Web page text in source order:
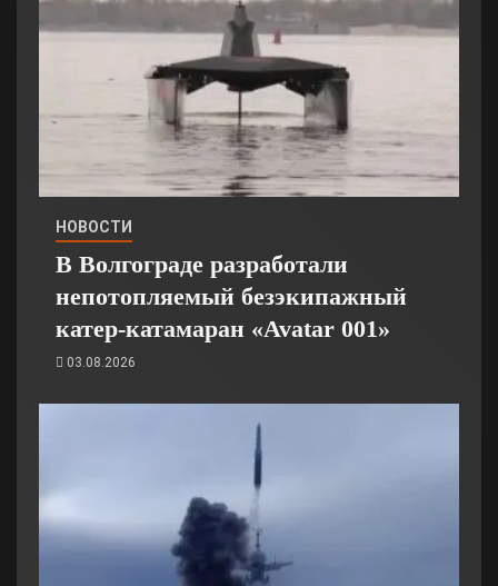
НОВОСТИ
В Волгограде разработали
непотопляемый безэкипажный
катер-катамаран «Avatar 001»
03.08.2026